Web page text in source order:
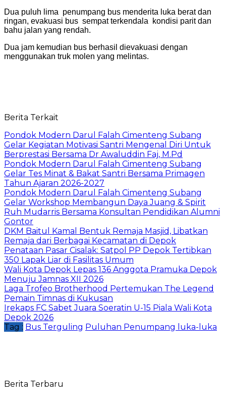
Dua puluh lima penumpang bus menderita luka berat dan
ringan, evakuasi bus sempat terkendala kondisi parit dan
bahu jalan yang rendah.
Dua jam kemudian bus berhasil dievakuasi dengan
menggunakan truk molen yang melintas.
Berita Terkait
Pondok Modern Darul Falah Cimenteng Subang
Gelar Kegiatan Motivasi Santri Mengenal Diri Untuk
Berprestasi Bersama Dr Awaluddin Faj, M.Pd
Pondok Modern Darul Falah Cimenteng Subang
Gelar Tes Minat & Bakat Santri Bersama Primagen
Tahun Ajaran 2026-2027
Pondok Modern Darul Falah Cimenteng Subang
Gelar Workshop Membangun Daya Juang & Spirit
Ruh Mudarris Bersama Konsultan Pendidikan Alumni
Gontor
DKM Baitul Kamal Bentuk Remaja Masjid, Libatkan
Remaja dari Berbagai Kecamatan di Depok
Penataan Pasar Cisalak: Satpol PP Depok Tertibkan
350 Lapak Liar di Fasilitas Umum
Wali Kota Depok Lepas 136 Anggota Pramuka Depok
Menuju Jamnas XII 2026
Laga Trofeo Brotherhood Pertemukan The Legend
Pemain Timnas di Kukusan
Irekaps FC Sabet Juara Soeratin U-15 Piala Wali Kota
Depok 2026
Tag : Bus Terguling Puluhan Penumpang luka-luka
Berita Terbaru